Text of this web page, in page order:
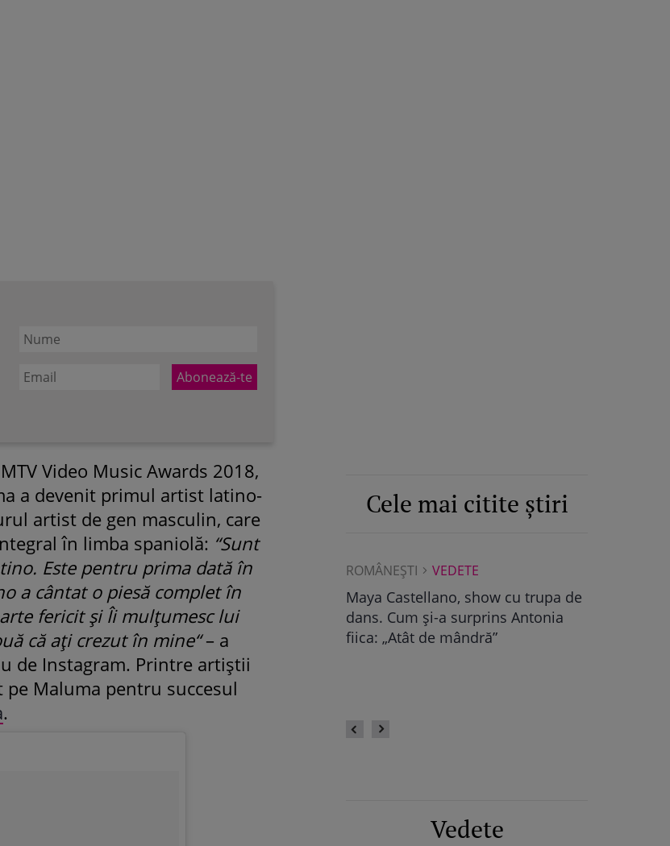
Video Music Awards 2018,
a devenit primul artist latino-
artist de gen masculin, care
în limba spaniolă: “Sunt
Este pentru prima dată în
a cântat o piesă complet în
fericit și Îi mulțumesc lui
că ați crezut în mine“– a
de Instagram. Printre artiștii
Maluma pentru succesul
.
Cele mai citite știri
ROMÂNEŞTI VEDETE
Fiica Iuliei Albu și a lui Mihai Albu a
strălucit la banchet. Mikaela a
purtat o rochie creată de celebra
mamă și i-a împrumutat pantofii
Valentino: „M-am simțit ca o
prințesă”
ROMÂNEŞTI VEDETE
Maya Castellano, show cu trupa de
dans. Cum și-a surprins Antonia
fiica: „Atât de mândră”
Vedete